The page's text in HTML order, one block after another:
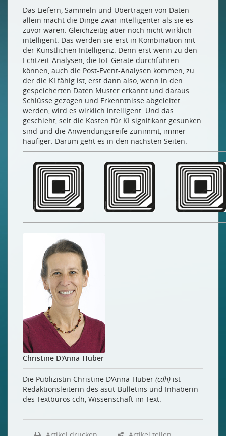
Das Liefern, Sammeln und Übertragen von Daten
allein macht die Dinge zwar intelligenter als sie es
zuvor waren. Gleichzeitig aber noch nicht wirklich
intelligent. Das werden sie erst in Kombination mit
der Künstlichen Intelligenz. Denn erst wenn zu den
Echtzeit-Analysen, die IoT-Geräte durchführen
können, auch die Post-Event-Analysen kommen, zu
der die KI fähig ist, erst dann also, wenn in den
gespeicherten Daten Muster erkannt und daraus
Schlüsse gezogen und Erkenntnisse abgeleitet
werden, wird es wirklich intelligent. Und das
geschieht, seit die Kosten für KI signifikant gesunken
sind und die Anwendungsreife zunimmt, immer
häufiger. Darum geht es in den nächsten Seiten.
Christine D'Anna-Huber
Die Publizistin Christine D'Anna-Huber (cdh) ist
Redaktionsleiterin des asut-Bulletins und Inhaberin
des Textbüros cdh, Wissenschaft im Text.